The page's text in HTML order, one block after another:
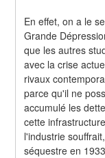
En effet, on a le
Grande
que les autres
avec la crise
rivaux
parce qu'il ne
accumulé les
cette
l'industrie
séquestre en